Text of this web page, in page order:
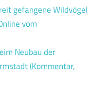
gefangene Wildvögel
vom
Neubau der
(Kommentar,